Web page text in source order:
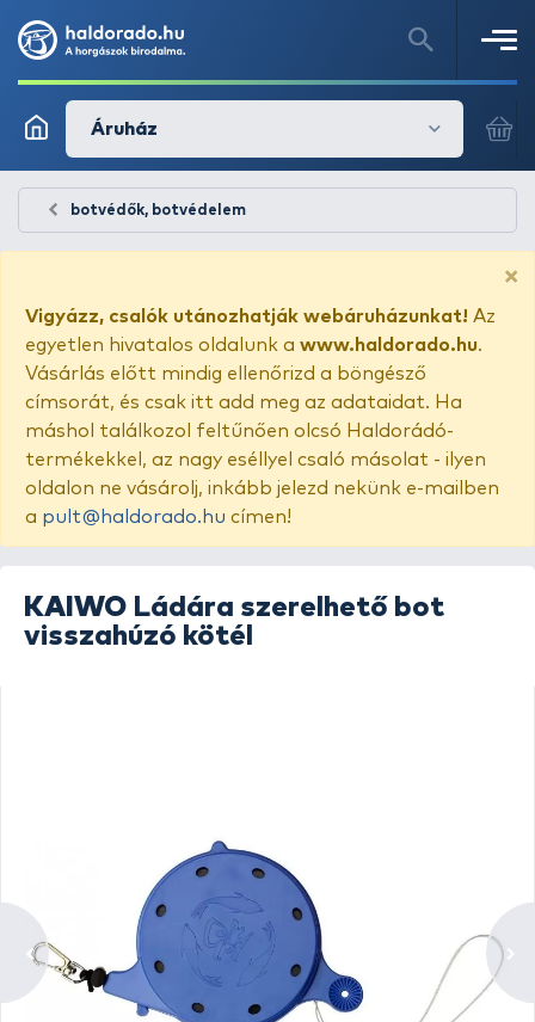
Áruház
botvédők, botvédelem
×
Vigyázz, csalók utánozhatják webáruházunkat! Az
egyetlen hivatalos oldalunk a www.haldorado.hu.
Vásárlás előtt mindig ellenőrizd a böngésző
címsorát, és csak itt add meg az adataidat. Ha
máshol találkozol feltűnően olcsó Haldorádó-
termékekkel, az nagy eséllyel csaló másolat - ilyen
oldalon ne vásárolj, inkább jelezd nekünk e-mailben
a pult@haldorado.hu címen!
KAIWO Ládára szerelhető bot
visszahúzó kötél